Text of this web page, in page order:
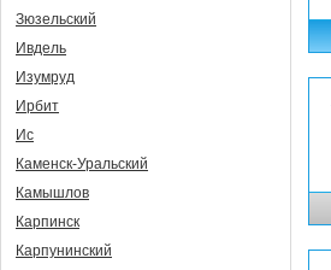
Зюзельский
Ивдель
Изумруд
Ирбит
Ис
Каменск-Уральский
Камышлов
Карпинск
Карпунинский